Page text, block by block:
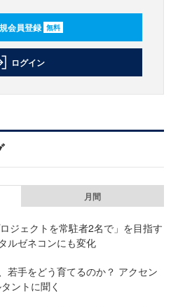
会員登録 無料
ログイン
月間
ジェクトを常駐者2名で」を目指す
ルゼネコンにも変化
若手をどう育てるのか？ アクセン
ントに聞く